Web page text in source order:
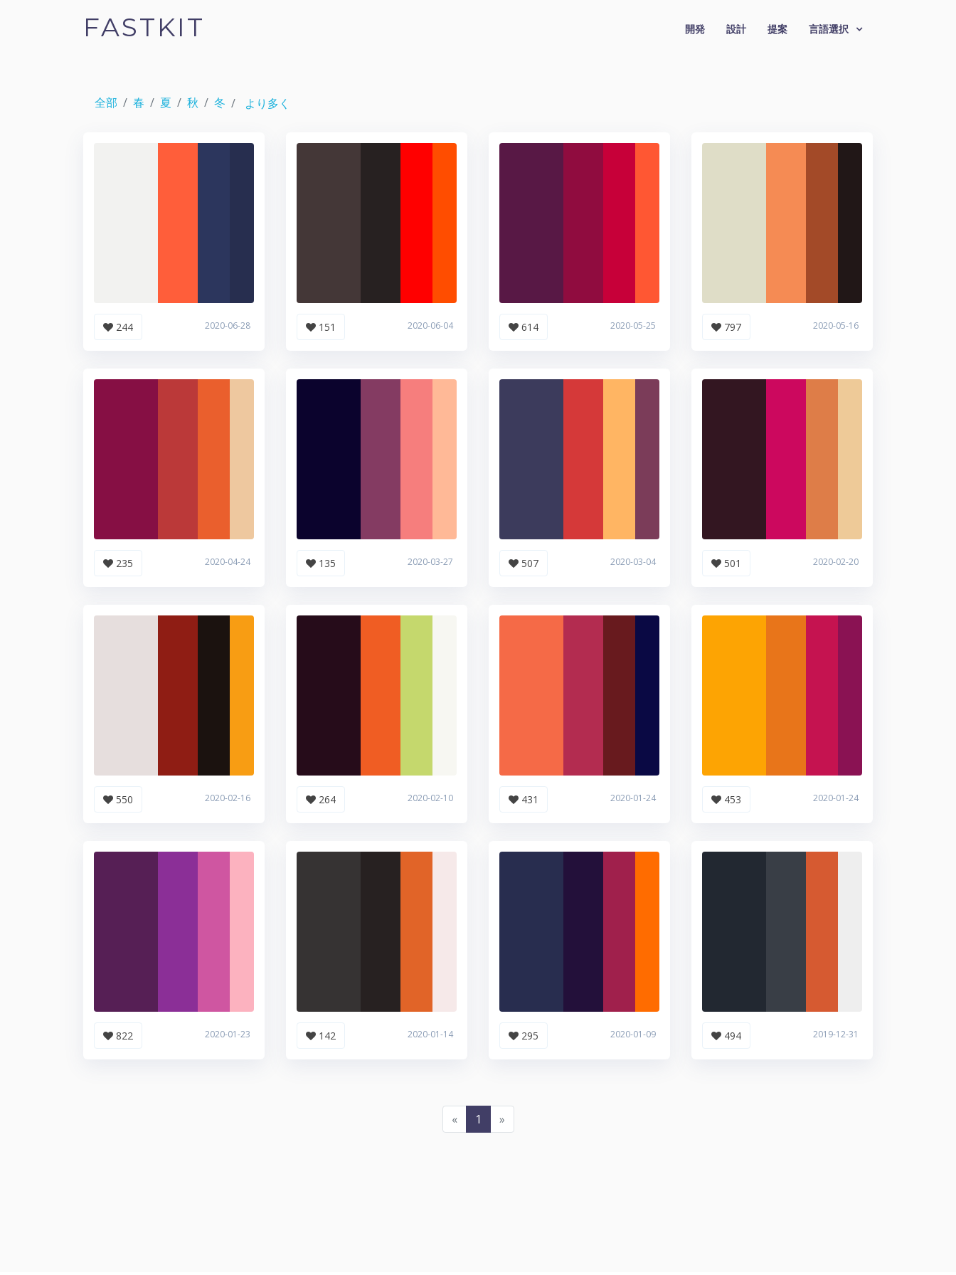
FASTKIT 開発 設計 提案 言語選択
全部 春 夏 秋 冬 より多く
244 2020-06-28 151 2020-06-04 614 2020-05-25 797 2020-05-16
235 2020-04-24 135 2020-03-27 507 2020-03-04 501 2020-02-20
550 2020-02-16 264 2020-02-10 431 2020-01-24 453 2020-01-24
822 2020-01-23 142 2020-01-14 295 2020-01-09 494 2019-12-31
« 1 »